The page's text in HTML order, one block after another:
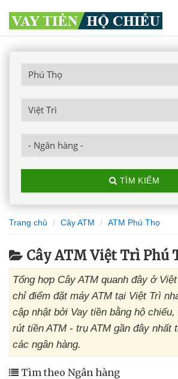
TÌM KIẾM
Trang chủ Cây ATM ATM Phú Thọ
Cây ATM Việt Trì Phú
Tổng hợp Cây ATM quanh đây ở
chỉ điểm đặt máy ATM tại Việt Trì
cập nhật bởi Vay tiền bằng hộ
rút tiền ATM - trụ ATM gần đây nhất
các ngân hàng.
Tìm theo Ngân hàng